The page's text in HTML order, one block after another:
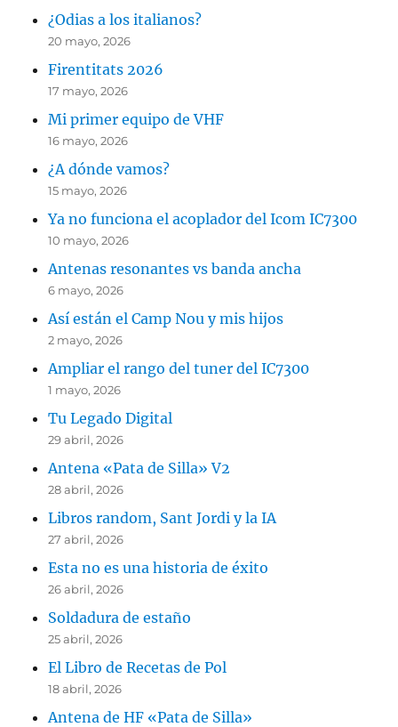
¿Odias a los italianos?
20 mayo, 2026
Firentitats 2026
17 mayo, 2026
Mi primer equipo de VHF
16 mayo, 2026
¿A dónde vamos?
15 mayo, 2026
Ya no funciona el acoplador del Icom IC7300
10 mayo, 2026
Antenas resonantes vs banda ancha
6 mayo, 2026
Así están el Camp Nou y mis hijos
2 mayo, 2026
Ampliar el rango del tuner del IC7300
1 mayo, 2026
Tu Legado Digital
29 abril, 2026
Antena «Pata de Silla» V2
28 abril, 2026
Libros random, Sant Jordi y la IA
27 abril, 2026
Esta no es una historia de éxito
26 abril, 2026
Soldadura de estaño
25 abril, 2026
El Libro de Recetas de Pol
18 abril, 2026
Antena de HF «Pata de Silla»